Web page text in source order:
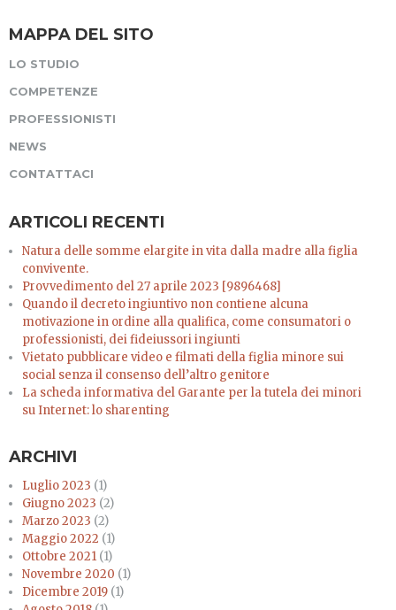
MAPPA DEL SITO
LO STUDIO
COMPETENZE
PROFESSIONISTI
NEWS
CONTATTACI
ARTICOLI RECENTI
Natura delle somme elargite in vita dalla madre alla figlia
convivente.
Provvedimento del 27 aprile 2023 [9896468]
Quando il decreto ingiuntivo non contiene alcuna
motivazione in ordine alla qualifica, come consumatori o
professionisti, dei fideiussori ingiunti
Vietato pubblicare video e filmati della figlia minore sui
social senza il consenso dell’altro genitore
La scheda informativa del Garante per la tutela dei minori
su Internet: lo sharenting
ARCHIVI
Luglio 2023 (1)
Giugno 2023 (2)
Marzo 2023 (2)
Maggio 2022 (1)
Ottobre 2021 (1)
Novembre 2020 (1)
Dicembre 2019 (1)